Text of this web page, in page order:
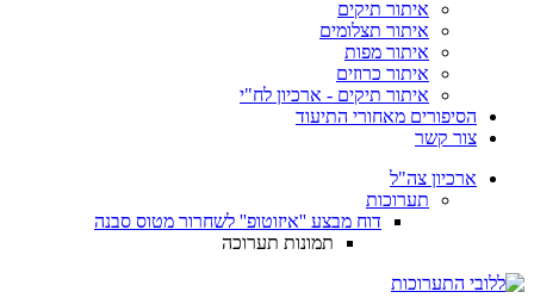
איתור תיקים
איתור תצלומים
איתור מפות
איתור כרוזים
איתור תיקים - ארכיון לח"י
הסיפורים מאחורי התיעוד
צור קשר
ארכיון צה"ל
תערוכות
דוח מבצע ''איזוטופ'' לשחרור מטוס סבנה
תמונות תערוכה